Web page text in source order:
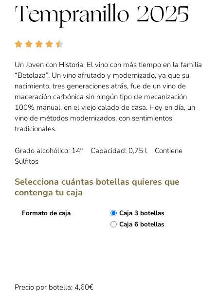
Tempranillo 2025
Un Joven con Historia. El vino con más tiempo en la familia
“Betolaza”. Un vino afrutado y modernizado, ya que su
nacimiento, tres generaciones atrás, fue de un vino de
maceración carbónica sin ningún tipo de mecanización
100% manual, en el viejo calado de casa. Hoy en día, un
vino de métodos modernizados, con sentimientos
tradicionales.
Grado alcohólico: 14º Capacidad: 0,75 l Contiene
Sulfitos
Selecciona cuántas botellas quieres que
contenga tu caja
Formato de caja
Caja 3 botellas
Caja 6 botellas
Precio por botella: 4,60€